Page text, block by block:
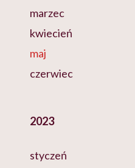
marzec
kwiecień
maj
czerwiec
2023
styczeń